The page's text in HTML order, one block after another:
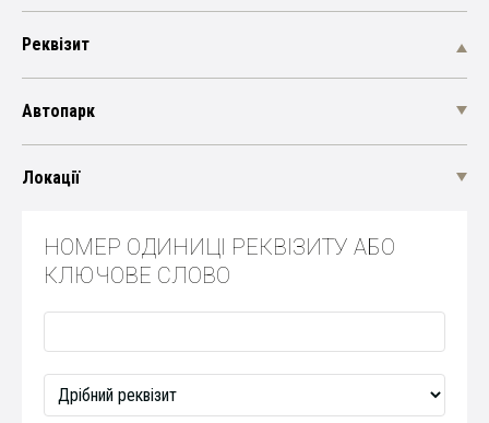
Реквізит
Автопарк
Локації
НОМЕР ОДИНИЦІ РЕКВІЗИТУ АБО
КЛЮЧОВЕ СЛОВО